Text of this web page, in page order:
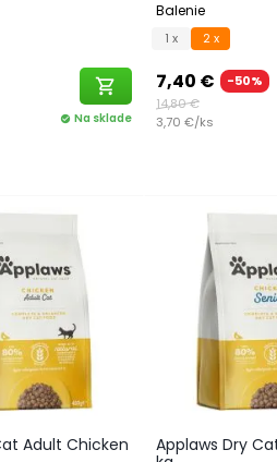
shopping_cart
check_circle Na sklade
Balenie
1 x 2 x
7,40 €
-50%
14,80 €
3,70 €/ks
Adult Chicken
Applaws Dry